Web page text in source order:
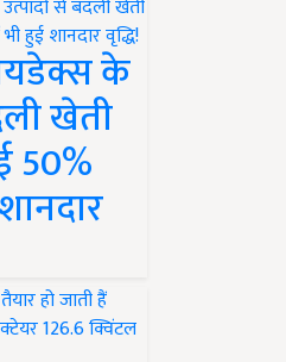
के
खेती
50%